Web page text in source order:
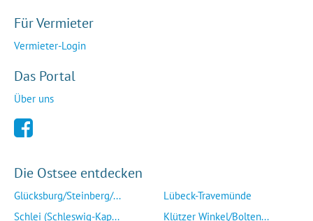
Für Vermieter
Vermieter-Login
Das Portal
Über uns
Die Ostsee entdecken
Glücksburg/Steinberg/...
Schlei (Schleswig-Kap...
Lübeck-Travemünde
Klützer Winkel/Bolten...